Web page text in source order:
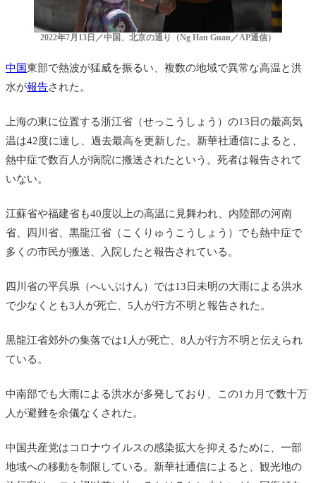
2022年7月13日／中国、北京の通り（Ng Han Guan／AP通信）
中国東部で熱波が猛威を振るい、複数の地域で異常な高温と洪
水が報告された。
上海の東に位置する浙江省（せっこうしょう）の13日の最高気
温は42度に達し、過去最高を更新した。新華社通信によると、
熱中症で数百人が病院に搬送されたという。死者は報告されて
いない。
江蘇省や福建省も40度以上の高温に見舞われ、内陸部の河南
省、四川省、黒龍江省（こくりゅうこうしょう）でも熱中症で
多くの市民が搬送、入院したと報告されている。
四川省の平呉県（へいぶけん）では13日未明の大雨による洪水
で少なくとも3人が死亡、5人が行方不明と報告された。
黒龍江省郊外の集落では1人が死亡、8人が行方不明と伝えられ
ている。
中南部でも大雨による洪水が多発しており、この1カ月で数十万
人が避難を余儀なくされた。
中国共産党はコロナウイルスの感染拡大を抑えるために、一部
地域への移動を制限している。新華社通信によると、観光地の